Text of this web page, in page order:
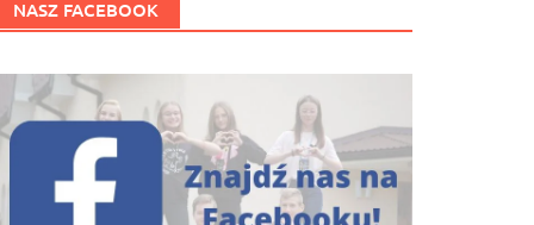
NASZ FACEBOOK